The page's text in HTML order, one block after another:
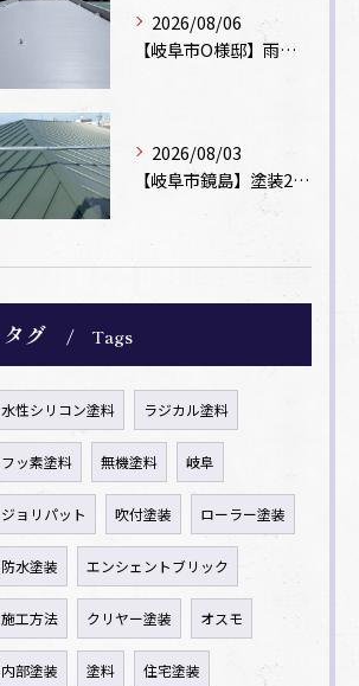
2026/08/06
【岐阜市O様邸】雨漏りを解消！塩ビシート機械固定工法による屋根防水工事
2026/08/03
【岐阜市鏡島】塗装2回のカラーベスト屋根をカバー工法でガルバリウム鋼板に改修！
タグ Tags
水性シリコン塗料 ラジカル塗料
フッ素塗料 無機塗料 岐阜
ジョリパット 吹付塗装 ローラー塗装
防水塗装 エンシェントブリック
施工方法 クリヤー塗装 オスモ
内部塗装 塗料 住宅塗装